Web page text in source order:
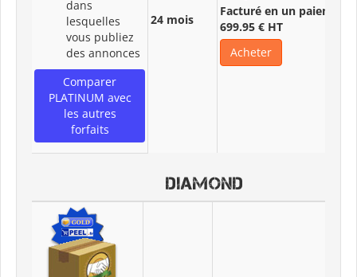
dans
lesquelles
vous publiez
des annonces
Comparer
PLATINUM avec
les autres
forfaits
24 mois
Facturé en un paiement
699.95 € HT
Acheter
DIAMOND